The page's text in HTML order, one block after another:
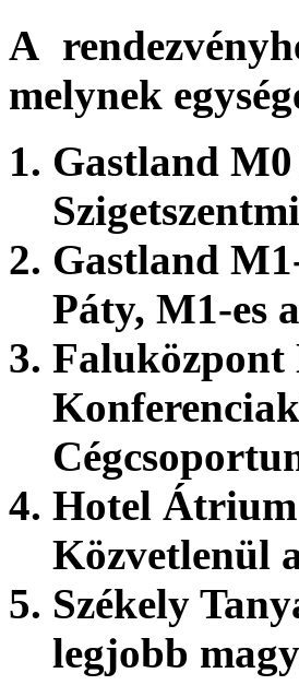
A
melynek
Gastland
Gastland
Páty, M1-es
Faluközpont
Hotel Átrium
Közvetlenül
Székely
legjobb